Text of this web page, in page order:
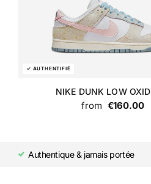
NIKE DUNK LOW
from €160.00
Authentique & jamais portée